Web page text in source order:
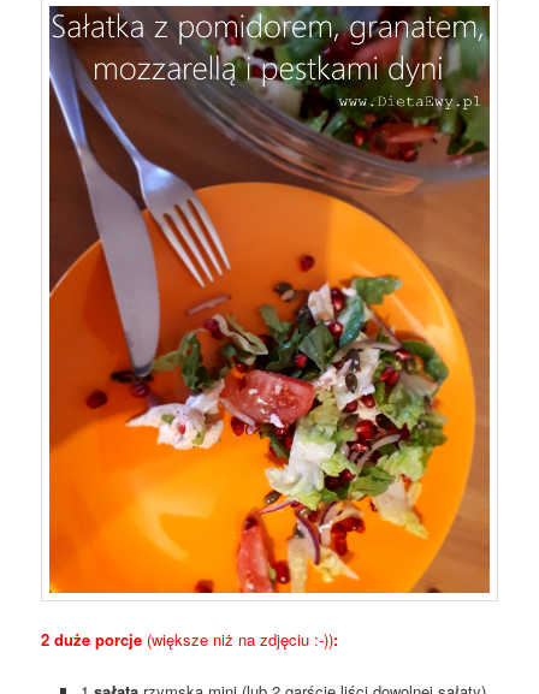
2 duże porcje (większe niż na zdjęciu :-)):